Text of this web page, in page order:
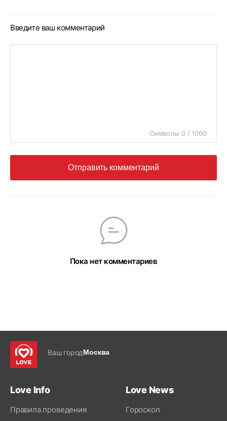
Введите ваш комментарий
Символы 0 / 1000
Отправить комментарий
Пока нет комментариев
Ваш городМосква
Love Info
Правила проведения
Love News
Гороскоп